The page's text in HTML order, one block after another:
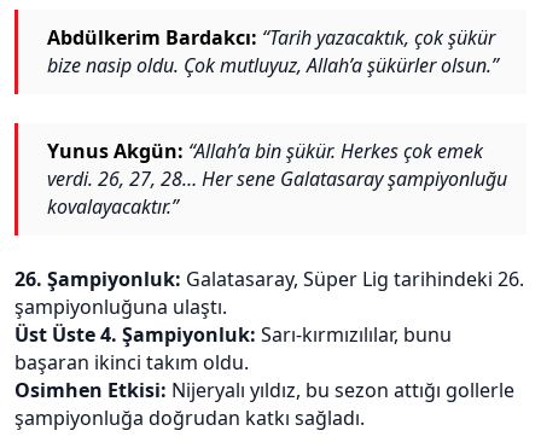
Abdülkerim Bardakcı: “Tarih yazacaktık, çok şükür
bize nasip oldu. Çok mutluyuz, Allah’a şükürler olsun.”
Yunus Akgün: “Allah’a bin şükür. Herkes çok emek
verdi. 26, 27, 28… Her sene Galatasaray şampiyonluğu
kovalayacaktır.”
26. Şampiyonluk: Galatasaray, Süper Lig tarihindeki 26.
şampiyonluğuna ulaştı.
Üst Üste 4. Şampiyonluk: Sarı-kırmızılılar, bunu
başaran ikinci takım oldu.
Osimhen Etkisi: Nijeryalı yıldız, bu sezon attığı gollerle
şampiyonluğa doğrudan katkı sağladı.